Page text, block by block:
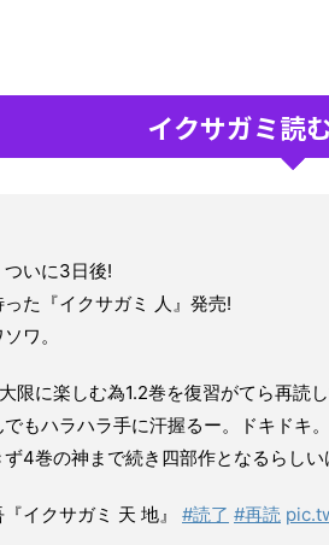
イクサガミ読
いに3日後!
た『イクサガミ 人』発売!
ワ。
限に楽しむ為1.2巻を復習がてら再読し
もハラハラ手に汗握るー。ドキドキ。
ず4巻の神まで続き四部作となるらし
イクサガミ 天 地』 #読了 #再読